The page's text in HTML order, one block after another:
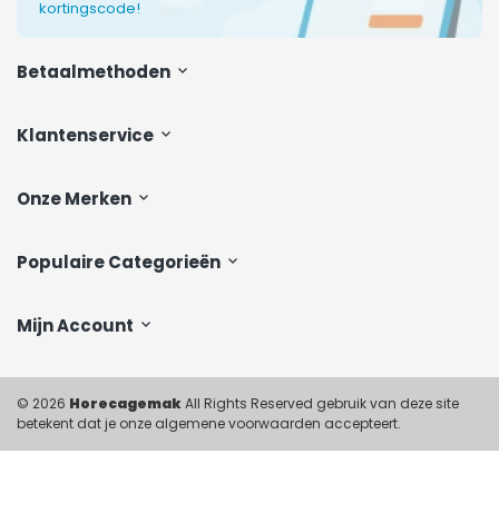
Klantenservice
Onze Merken
Populaire Categorieën
Mijn Account
kortingscode!
Betaalmethoden
© 2026 HorecagemakAll Rights Reserved gebruik van deze site
betekent dat je onze algemene voorwaarden accepteert.